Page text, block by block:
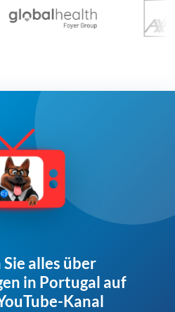
alles über
in Portugal auf
Kanal